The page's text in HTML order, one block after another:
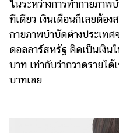
ในระหว่างการทำกายภา
ทีเดียว เงินเดือนก็เลยต้อ
กายภาพบำบัดต่างประเทศ
ดอลลาร์สหรัฐ คิดเป็นเงิน
บาท เท่ากับว่ากวาดรายได้
บาทเลย